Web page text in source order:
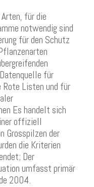
für die
notwendig sind
für den Schutz
für
Listen und für
Es handelt sich
offiziell
Grosspilzen der
die Kriterien
Der
umfasst primär
2004.